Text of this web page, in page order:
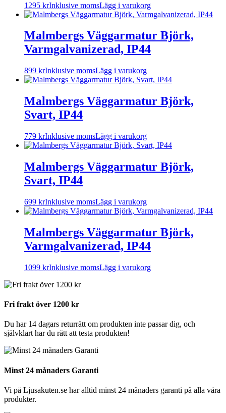
1295 krInklusive momsLägg i varukorg
Malmbergs Väggarmatur Björk,
Varmgalvanizerad, IP44
899 krInklusive momsLägg i varukorg
Malmbergs Väggarmatur Björk,
Svart, IP44
779 krInklusive momsLägg i varukorg
Malmbergs Väggarmatur Björk,
Svart, IP44
699 krInklusive momsLägg i varukorg
Malmbergs Väggarmatur Björk,
Varmgalvanizerad, IP44
1099 krInklusive momsLägg i varukorg
Fri frakt över 1200 kr
Du har 14 dagars returrätt om produkten inte passar dig, och
självklart har du rätt att testa produkten!
Minst 24 månaders Garanti
Vi på Ljusakuten.se har alltid minst 24 månaders garanti på alla våra
produkter.